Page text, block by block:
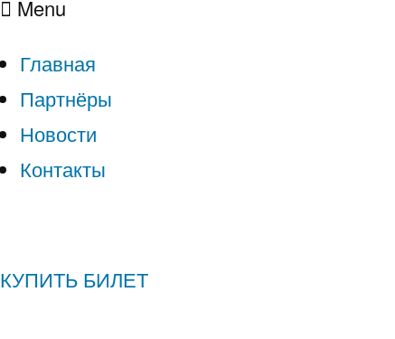
Menu
Главная
Партнёры
Новости
Контакты
КУПИТЬ БИЛЕТ